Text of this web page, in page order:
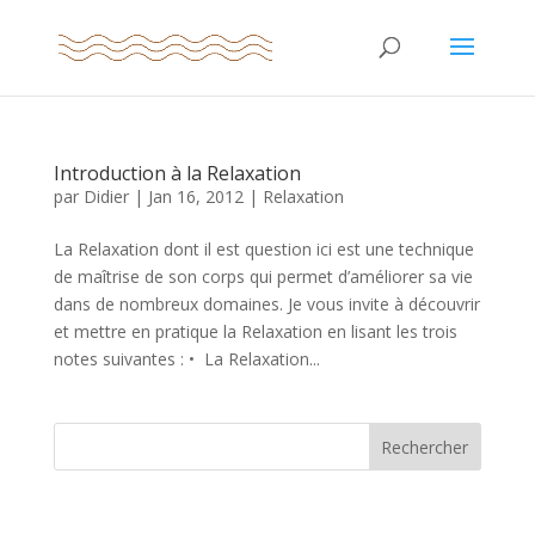
Introduction à la Relaxation
par Didier| Jan 16, 2012| Relaxation
La Relaxation dont il est question ici est une technique
de maîtrise de son corps qui permet d’améliorer sa vie
dans de nombreux domaines. Je vous invite à découvrir
et mettre en pratique la Relaxation en lisant les trois
notes suivantes : • La Relaxation...
Rechercher